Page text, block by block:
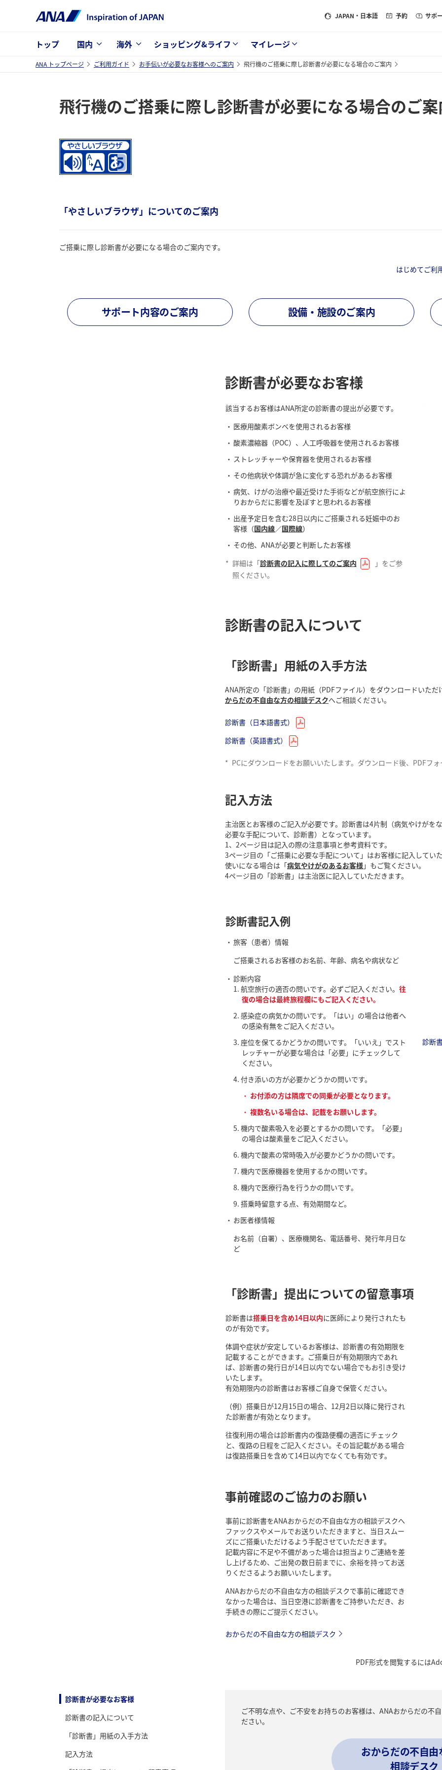
JAPAN ・日本語 予約 サポ
トップ 国内 海外 ショッピング&ライフ マイレージ
ANA トップページ ご利用ガイド お手伝いが必要なお客様へのご案内 飛行機のご搭乗に際し診断書が必要になる場合のご案内
飛行機のご搭乗に際し診断書が必要になる場合のご
「やさしいブラウザ」についてのご案内
ご搭乗に際し診断書が必要になる場合のご案内です。
はじめてご利
サポート内容のご案内 設備・施設のご案内
診断書が必要なお客様
診断書の記入について
「診断書」用紙の入手方法
記入方法
診断書が必要なお客様
該当するお客様はANA所定の診断書の提出が必要です。
医療用酸素ボンベを使用されるお客様
酸素濃縮器（POC）、人工呼吸器を使用されるお客様
ストレッチャーや保育器を使用されるお客様
その他病状や体調が急に変化する恐れがあるお客様
病気、けがの治療や最近受けた手術などが航空旅行によ
りおからだに影響を及ぼすと思われるお客様
出産予定日を含む28日以内にご搭乗される妊娠中のお
客様（国内線／国際線）
その他、ANAが必要と判断したお客様
* 詳細は「診断書の記入に際してのご案内
」をご参
照ください。
診断書の記入について
「診断書」用紙の入手方法
ANA所定の「診断書」の用紙（PDFファイル）をダウンロードいた
からだの不自由な方の相談デスクへご相談ください。
診断書（日本語書式）
診断書（英語書式）
* PCにダウンロードをお願いいたします。ダウンロード後、PDFフ
記入方法
主治医とお客様のご記入が必要です。診断書は4片制（病気やけがを
必要な手配について、診断書）となっています。
1、2ページ目は記入の際の注意事項と参考資料です。
3ページ目の「ご搭乗に必要な手配について」はお客様に記入してい
使いになる場合は「病気やけがのあるお客様」もご覧ください。
4ページ目の「診断書」は主治医に記入していただきます。
診断書記入例
旅客（患者）情報
ご搭乗されるお客様のお名前、年齢、病名や病状など
診断内容
航空旅行の適否の問いです。必ずご記入ください。往
復の場合は最終旅程欄にもご記入ください。
感染症の病気かの問いです。「はい」の場合は他者へ
の感染有無をご記入ください。
座位を保てるかどうかの問いです。「いいえ」でスト
レッチャーが必要な場合は「必要」にチェックして
ください。
付き添いの方が必要かどうかの問いです。
お付添の方は隣席での同乗が必要となります。
複数名いる場合は、記載をお願いします。
機内で酸素吸入を必要とするかの問いです。「必要」
の場合は酸素量をご記入ください。
機内で酸素の常時吸入が必要かどうかの問いです。
機内で医療機器を使用するかの問いです。
機内で医療行為を行うかの問いです。
搭乗時留意する点、有効期間など。
お医者様情報
お名前（自署）、医療機関名、電話番号、発行年月日な
ど
診断
「診断書」提出についての留意事項
診断書は搭乗日を含め14日以内に医師により発行されたも
のが有効です。
体調や症状が安定しているお客様は、診断書の有効期限を
記載することができます。ご搭乗日が有効期限内であれ
ば、診断書の発行日が14日以内でない場合でもお引き受け
いたします。
有効期限内の診断書はお客様ご自身で保管ください。
（例）搭乗日が12月15日の場合、12月2日以降に発行され
た診断書が有効となります。
往復利用の場合は診断書内の復路便欄の適否にチェック
と、復路の日程をご記入ください。その旨記載がある場合
は復路搭乗日を含めて14日以内でなくても有効です。
事前確認のご協力のお願い
事前に診断書をANAおからだの不自由な方の相談デスクへ
ファックスやメールでお送りいただきますと、当日スムー
ズにご搭乗いただけるよう手配させていただきます。
記載内容に不足や不備があった場合は担当よりご連絡を差
し上げるため、ご出発の数日前までに、余裕を持ってお送
りくださるようお願いいたします。
ANAおからだの不自由な方の相談デスクで事前に確認でき
なかった場合は、当日空港に診断書をご持参いただき、お
手続きの際にご提示ください。
おからだの不自由な方の相談デスク
PDF形式を閲覧するには
ご不明な点や、ご不安をお持ちのお客様は、ANAおからだの不
ださい。
おからだの不自由
相談デスク